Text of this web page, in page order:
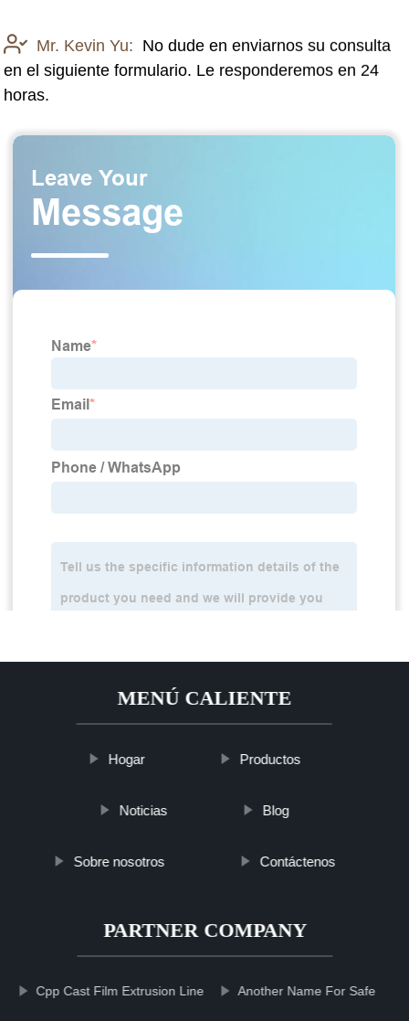
Mr. Kevin Yu: No dude en enviarnos su consulta
en el siguiente formulario. Le responderemos en 24
horas.
MENÚ CALIENTE
Hogar Productos
Noticias Blog
Sobre nosotros Contáctenos
PARTNER COMPANY
Cpp Cast Film Extrusion Line Another Name For Safe